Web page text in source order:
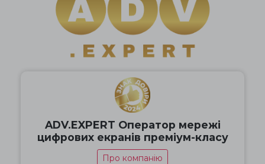
ADV.EXPERT Оператор мережі
цифрових екранів преміум-класу
Про компанію